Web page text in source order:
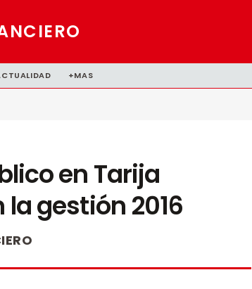
+MAS
en Tarija
la gestión 2016